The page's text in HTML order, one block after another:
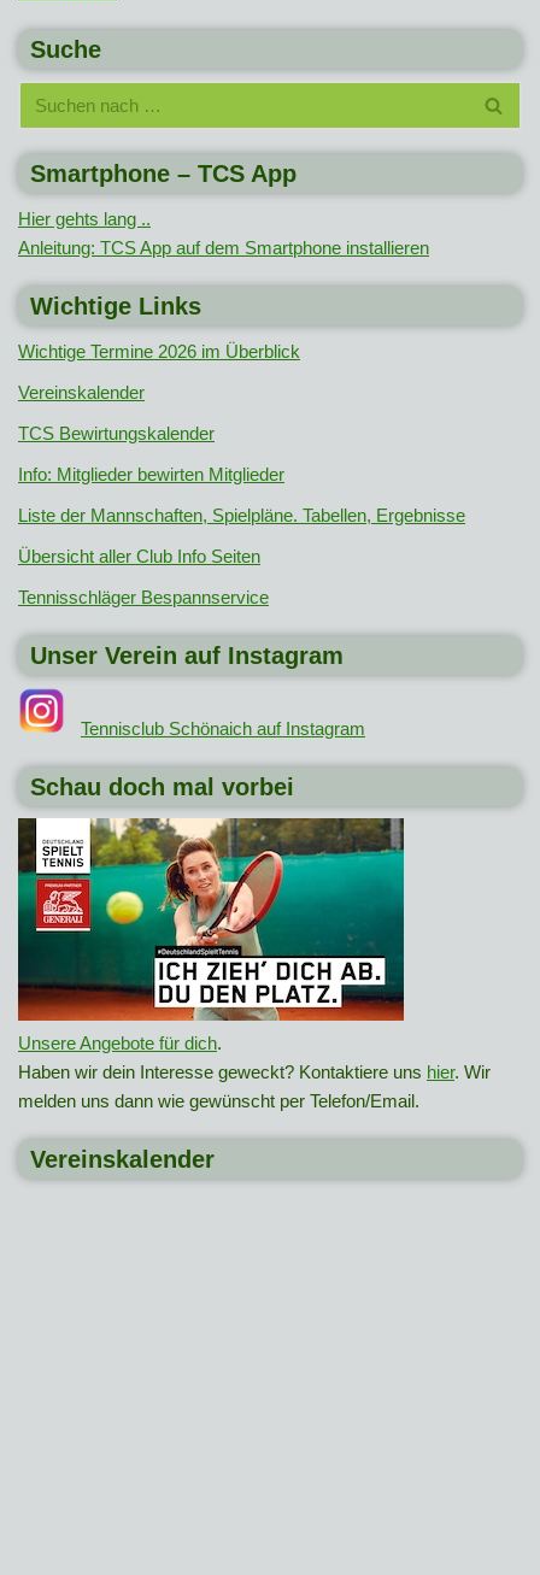
Suche
Smartphone – TCS App
Hier gehts lang ..
Anleitung: TCS App auf dem Smartphone installieren
Wichtige Links
Wichtige Termine 2026 im Überblick
Vereinskalender
TCS Bewirtungskalender
Info: Mitglieder bewirten Mitglieder
Liste der Mannschaften, Spielpläne. Tabellen, Ergebnisse
Übersicht aller Club Info Seiten
Tennisschläger Bespannservice
Unser Verein auf Instagram
Tennisclub Schönaich auf Instagram
Schau doch mal vorbei
Unsere Angebote für dich.
Haben wir dein Interesse geweckt? Kontaktiere uns hier. Wir
melden uns dann wie gewünscht per Telefon/Email.
Vereinskalender